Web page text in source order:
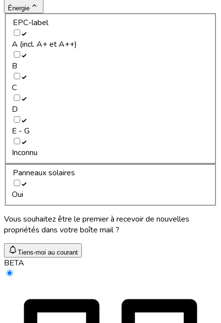
Énergie
EPC-label
A (incl. A+ et A++)
B
C
D
E - G
Inconnu
Panneaux solaires
Oui
Vous souhaitez être le premier à recevoir de nouvelles
propriétés dans votre boîte mail ?
Tiens-moi au courant
BETA